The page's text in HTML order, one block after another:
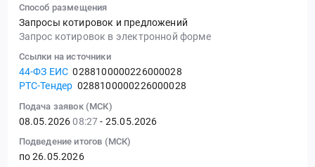
Способ размещения
Запросы котировок и предложений
Запрос котировок в электронной форме
Ссылки на источники
44-ФЗ ЕИС 0288100000226000028
РТС-Тендер 0288100000226000028
Подача заявок (МСК)
08.05.202608:27- 25.05.2026
Подведение итогов (МСК)
по 26.05.2026